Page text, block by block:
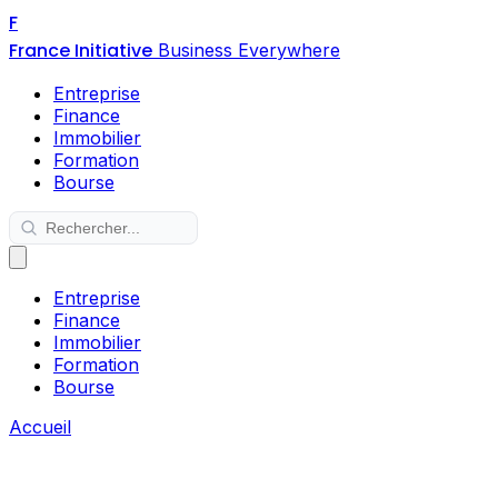
F
France Initiative Business Everywhere
Entreprise
Finance
Immobilier
Formation
Bourse
Entreprise
Finance
Immobilier
Formation
Bourse
Accueil